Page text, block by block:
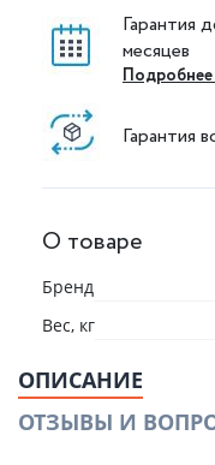
Гарантия
месяцев
Подробнее
Гарантия
О товаре
Бренд
Вес, кг
ОПИСАНИЕ
ОТЗЫВЫ И